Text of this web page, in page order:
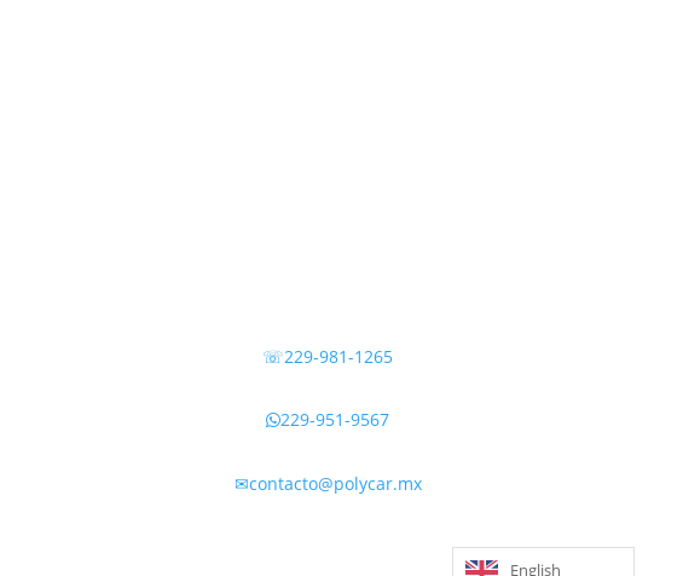
☏229-981-1265
229-951-9567
✉contacto@polycar.mx
English